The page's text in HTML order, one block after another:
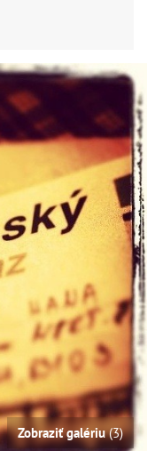
Zobraziť galériu(3)